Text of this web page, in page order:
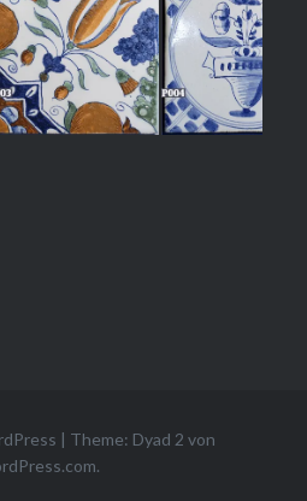
| Theme: Dyad 2 von
.